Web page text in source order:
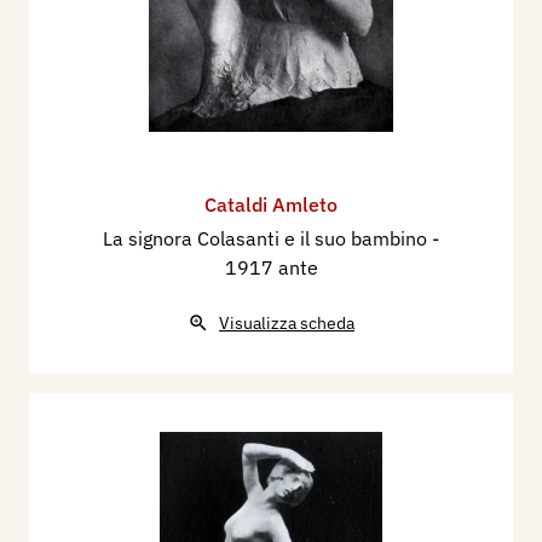
schizzi, abbozzi, figurine, macchie, nudi
espressivi, eleganze mondane, scene colte qua e
là nella turbinosa realtà quotidiana.
Questa fantasmagoria di contrasti evidenti ci
ami accennare sul cartone i contorni appena
intravisti di un seno opulento o l’ovale di una
faccina settecentesca, ammirata a teatro in un
nel lavoro un senso di scrupolosa responsabilità
della sua arte, mai disgiunta da unaritmica
Un altro suo merito è quello di saper tradurre
Cataldi Amleto
La signora Colasanti e il suo bambino -
1917 ante
Visualizza scheda